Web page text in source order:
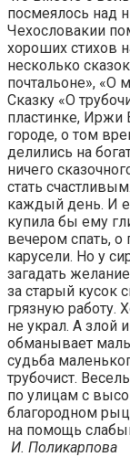
посмеялось над
Чехословакии
хороших стихов
несколько
почтальоне», «О
Сказку «О
пластинке, Иржи
городе, о том
делились на
ничего
стать
каждый день. И
купила бы ему
вечером спать, о
карусели. Но у
загадать
за старый кусок
грязную работу.
не украл. А злой
обманывает
судьба
трубочист.
по улицам с
благородном
на помощь
И. Поликарпова